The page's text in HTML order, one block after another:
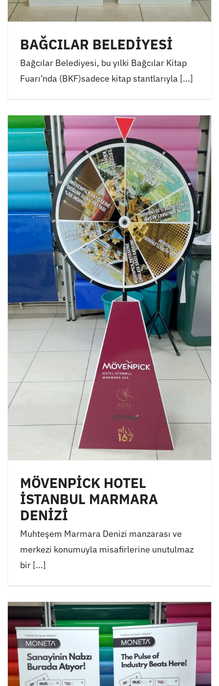
BAĞCILAR BELEDİYESİ
Bağcılar Belediyesi, bu yılki Bağcılar Kitap
Fuarı’nda (BKF)sadece kitap stantlarıyla [...]
MÖVENPİCK HOTEL
İSTANBUL MARMARA
DENİZİ
Muhteşem Marmara Denizi manzarası ve
merkezi konumuyla misafirlerine unutulmaz
bir [...]